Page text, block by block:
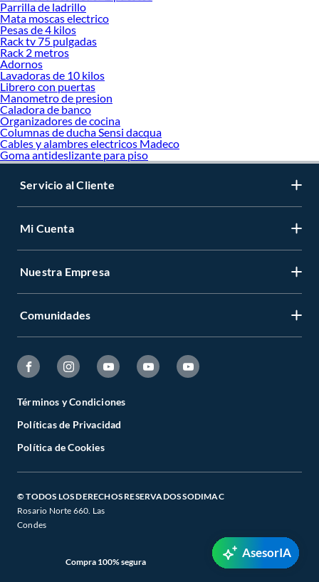
Parrilla de ladrillo
Mata moscas electrico
Pesas de 4 kilos
Rack tv 75 pulgadas
Rack 2 metros
Adornos
Lavadoras de 10 kilos
Librero con puertas
Manometro de presion
Caladora de banco
Organizadores de cocina
Columnas de ducha Sensi dacqua
Cables y alambres electricos Madeco
Goma antideslizante para piso
Servicio al Cliente
Mi Cuenta
Nuestra Empresa
Comunidades
Términos y Condiciones
Políticas de Privacidad
Política de Cookies
© TODOS LOS DERECHOS RESERVADOS SODIMAC
Rosario Norte 660. Las
Condes
Compra 100% segura
AsesorIA